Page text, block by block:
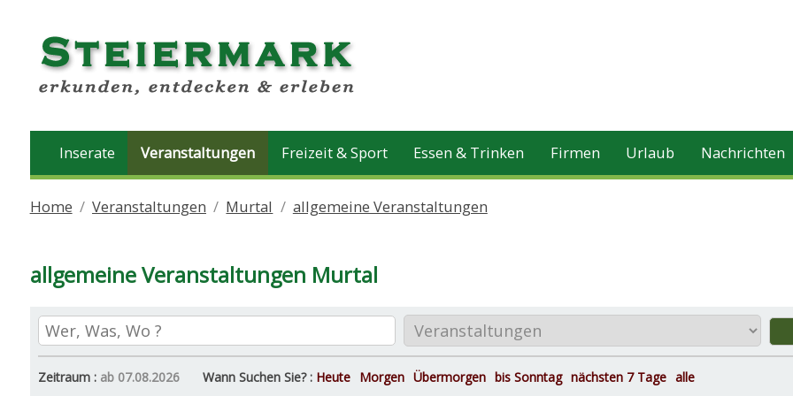
Inserate Veranstaltungen Freizeit & Sport Essen & Trinken Firmen Urlaub Nachrichten
Home Veranstaltungen Murtal allgemeine Veranstaltungen
allgemeine Veranstaltungen Murtal
Zeitraum : ab 07.08.2026 Wann Suchen Sie? : Heute Morgen Übermorgen bis Sonntag nächsten 7 Tage alle